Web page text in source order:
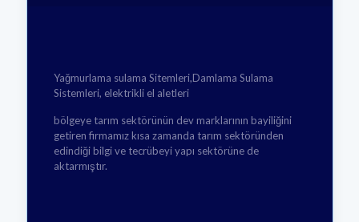
Yağmurlama sulama Sitemleri,Damlama Sulama
Sistemleri, elektrikli el aletleri
bölgeye tarım sektörünün dev marklarının bayiliğini
getiren firmamız kısa zamanda tarım sektöründen
edindiği bilgi ve tecrübeyi yapı sektörüne de
aktarmıştır.